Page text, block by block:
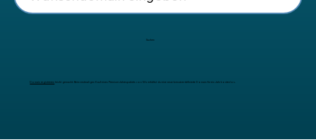
Suchen
Domain registrieren leicht gemacht: Beim erstmaligen Kauf eines Premium-Jahrespakets von Wix erhältst du eine neue benutzerdefinierte Domain für ein Jahr kostenlos.